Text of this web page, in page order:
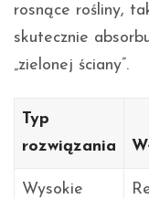
rosnące rośliny,
skutecznie
„zielonej ściany”.
Typ
rozwiązania
Wysokie